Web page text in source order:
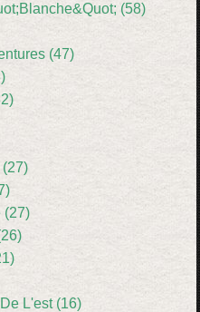
(58)
(47)
(27)
L'est (16)